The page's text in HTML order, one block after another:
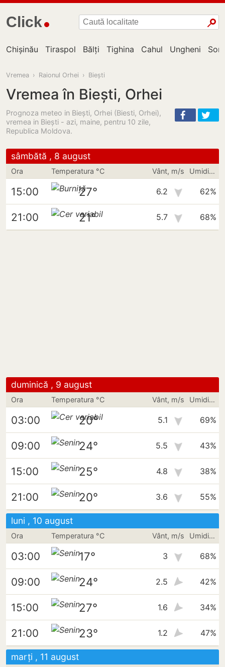
Click
Chișinău Tiraspol Bălți Tighina Cahul Ungheni
Vremea › Raionul Orhei › Biești
Vremea în Biești, Orhei
Prognoza meteo in Biești, Orhei (Biesti, Orhei),
vremea in Bieşti - azi, maine, pentru 10 zile,
Republica Moldova.
sâmbătă , 8 august
Ora Temperatura °C Vânt, m/s Umiditate
15:00 27° 6.2 62%
21:00 21° 5.7 68%
duminică , 9 august
Ora Temperatura °C Vânt, m/s Umiditate
03:00 20° 5.1 69%
09:00 24° 5.5 43%
15:00 25° 4.8 38%
21:00 20° 3.6 55%
luni , 10 august
Ora Temperatura °C Vânt, m/s Umiditate
03:00 17° 3 68%
09:00 24° 2.5 42%
15:00 27° 1.6 34%
21:00 23° 1.2 47%
marți , 11 august